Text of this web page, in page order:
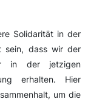
Solidarität in der
sein, dass wir der
in der jetzigen
erhalten. Hier
um die